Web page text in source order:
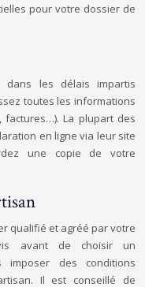
pour votre dossier de
les délais impartis
toutes les informations
factures…). La plupart des
en ligne via leur site
une copie de votre
qualifié et agréé par votre
avant de choisir un
imposer des conditions
Il est conseillé de